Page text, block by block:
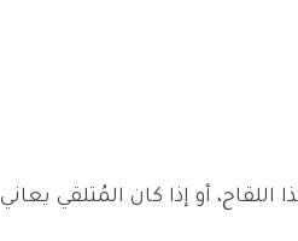
أو إذا كان المُتلقي يعاني